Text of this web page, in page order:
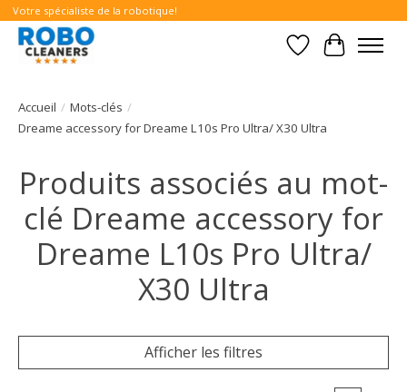
Votre spécialiste de la robotique!
Liste dePanier
Accueil / Mots-clés /
Dreame accessory for Dreame L10s Pro Ultra/ X30 Ultra
Produits associés au mot-
clé Dreame accessory for
Dreame L10s Pro Ultra/
X30 Ultra
Afficher les filtres